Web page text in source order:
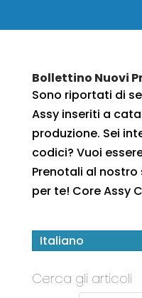
Bollettino Nuovi
Sono riportati di
Assy inseriti a
produzione. Sei
codici? Vuoi
Prenotali al
per te! Core Assy
Italiano
Cerca gli articoli